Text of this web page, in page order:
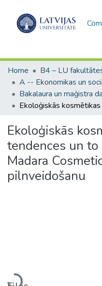
Home
Ekoloģiskās
tendences un
Madara
pilnveidošanu
Loading...